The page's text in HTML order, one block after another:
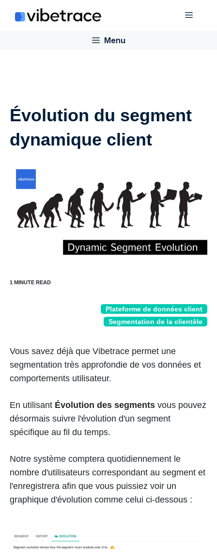
Menu
Menu
Évolution du segment
dynamique client
Plateforme de données client
Segmentation de la clientèle
Vous savez déjà que Vibetrace permet une
segmentation très approfondie de vos données et
comportements utilisateur.
En utilisant Évolution des segments vous pouvez
désormais suivre l'évolution d'un segment
spécifique au fil du temps.
Notre système comptera quotidiennement le
nombre d'utilisateurs correspondant au segment et
l'enregistrera afin que vous puissiez voir un
graphique d'évolution comme celui ci-dessous :